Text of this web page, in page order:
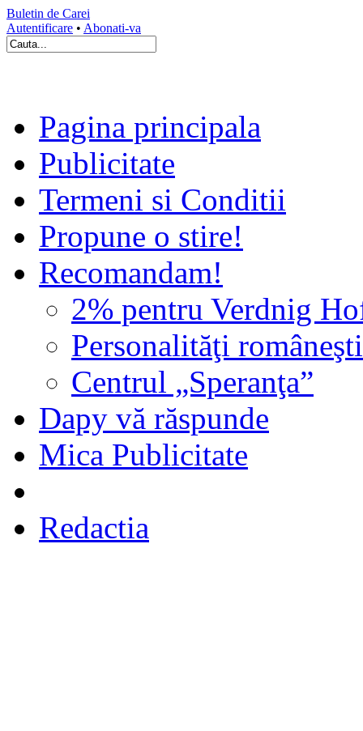
Buletin de Carei
Autentificare • Abonati-va
Pagina principala
Publicitate
Termeni si Conditii
Propune o stire!
Recomandam!
2% pentru Verdnig
Personalităţi româneşti
Centrul „Speranţa”
Dapy vă răspunde
Mica Publicitate
Redactia